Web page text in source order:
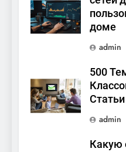
доме
admin
500
admin
Какую